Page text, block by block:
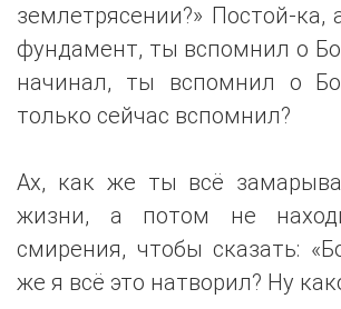
землетрясении?» Постой-ка,
фундамент, ты вспомнил о
начинал, ты вспомнил о
только сейчас вспомнил?
Ах, как же ты всё
жизни, а потом не
смирения, чтобы сказать:
же я всё это натворил? Ну